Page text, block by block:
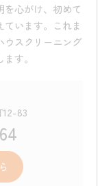
を心がけ、初めて
います。これま
ウスクリーニング
す。
83